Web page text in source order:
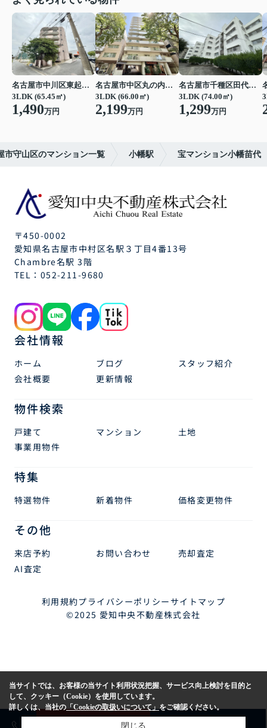
名古屋市中川区東起町２丁目
3LDK (65.45㎡)
1,490万円
名古屋市中区丸の内３丁目
3LDK (66.00㎡)
2,199万円
名古屋市千種区田代町字四観音道西
3LDK (74.00㎡)
1,299万円
市守山区のマンション一覧 小幡駅 宝マンション小幡苗代
〒450-0002
愛知県名古屋市中村区名駅３丁目4番13号
Chambre名駅 3階
TEL： 052-211-9680
会社情報
ホーム ブログ
スタッフ紹介
会社概要
更新情報
物件検索
戸建て マンション
土地
事業用物件
特集
特選物件 新着物件 価格変更物件
その他
来店予約 お問い合わせ
売却査定
AI査定
利用規約プライバシーポリシーサイトマップ
©2025 愛知中央不動産株式会社
当サイトでは、お客様の当サイト利用状況把握、サービス向上検討を目的と
して、クッキー（Cookie）を使用しています。
詳しくは、当社の 「Cookieの取扱いについて」 をご確認ください。
閉じる